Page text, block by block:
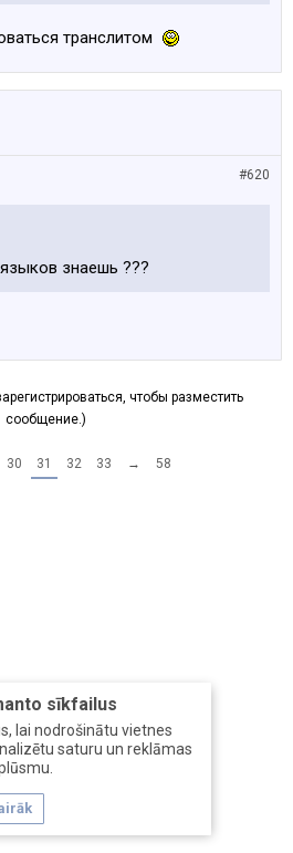
sīkfailus
lai nodrošinātu vietnes
saturu un reklāmas
транслитом
#620
знаешь ???
чтобы разместить
сообщение.)
30 31 32 33 → 58